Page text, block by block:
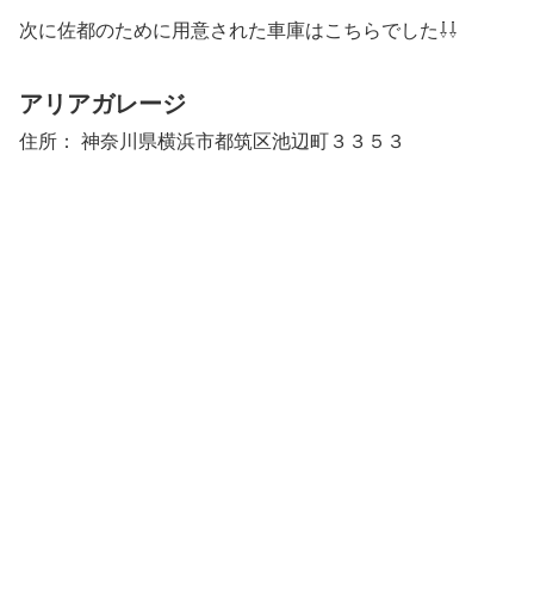
次に佐都のために用意された車庫はこちらでした⇩⇩
アリアガレージ
住所： 神奈川県横浜市都筑区池辺町３３５３